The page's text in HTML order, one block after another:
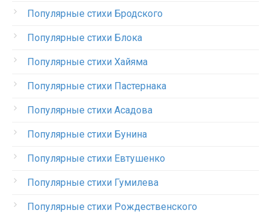
Популярные стихи Бродского
Популярные стихи Блока
Популярные стихи Хайяма
Популярные стихи Пастернака
Популярные стихи Асадова
Популярные стихи Бунина
Популярные стихи Евтушенко
Популярные стихи Гумилева
Популярные стихи Рождественского